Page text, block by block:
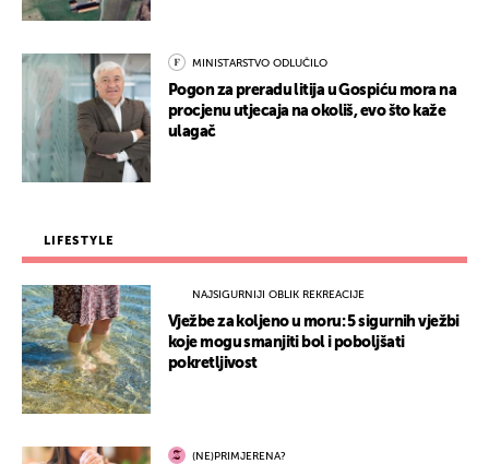
MINISTARSTVO ODLUČILO
Pogon za preradu litija u Gospiću mora na
procjenu utjecaja na okoliš, evo što kaže
ulagač
LIFESTYLE
NAJSIGURNIJI OBLIK REKREACIJE
Vježbe za koljeno u moru: 5 sigurnih vježbi
koje mogu smanjiti bol i poboljšati
pokretljivost
(NE)PRIMJERENA?